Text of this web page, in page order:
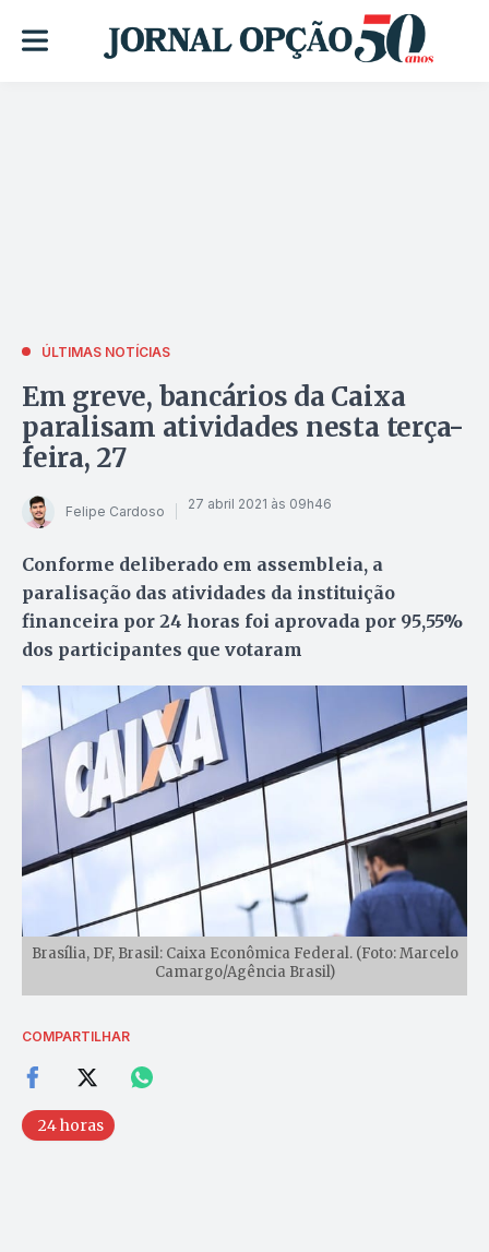
ÚLTIMAS NOTÍCIAS
Em greve, bancários da Caixa
paralisam atividades nesta terça-
feira, 27
Felipe Cardoso 27 abril 2021 às 09h46
Conforme deliberado em assembleia, a
paralisação das atividades da instituição
financeira por 24 horas foi aprovada por 95,55%
dos participantes que votaram
Brasília, DF, Brasil: Caixa Econômica Federal. (Foto: Marcelo
Camargo/Agência Brasil)
COMPARTILHAR
24 horas